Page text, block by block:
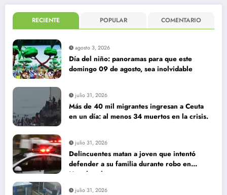
RECIENTE POPULAR COMENTARIO
agosto 3, 2026
Día del niño: panoramas para que este
domingo 09 de agosto, sea inolvidable
julio 31, 2026
Más de 40 mil migrantes ingresan a Ceuta
en un día: al menos 34 muertos en la crisis.
julio 31, 2026
Delincuentes matan a joven que intentó
defender a su familia durante robo en
Huechuraba
julio 31, 2026